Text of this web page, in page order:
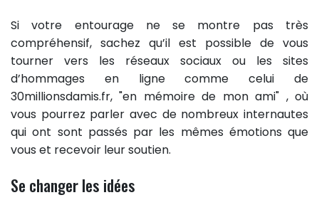
Si votre entourage ne se montre pas très
compréhensif, sachez qu’il est possible de vous
tourner vers les réseaux sociaux ou les sites
d’hommages en ligne comme celui de
30millionsdamis.fr, "en mémoire de mon ami" , où
vous pourrez parler avec de nombreux internautes
qui ont sont passés par les mêmes émotions que
vous et recevoir leur soutien.
Se changer les idées